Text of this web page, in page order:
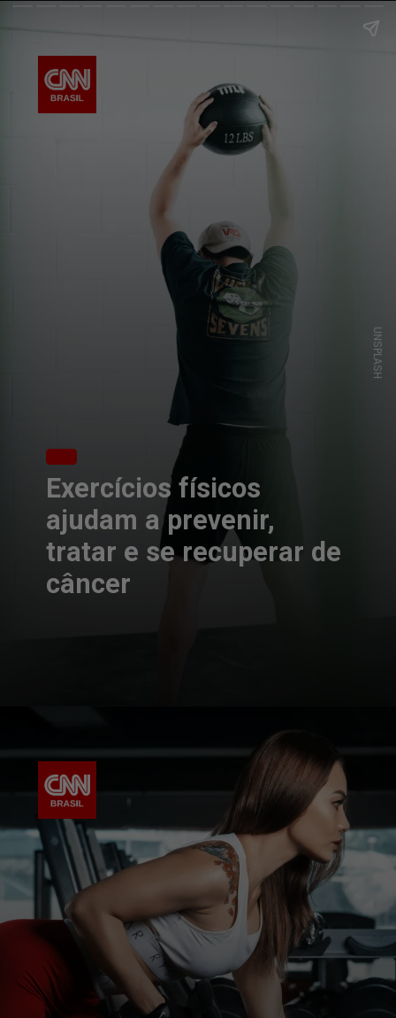
Exercícios físicos
ajudam a prevenir,
tratar e se recuperar de
câncer
UNSPLASH